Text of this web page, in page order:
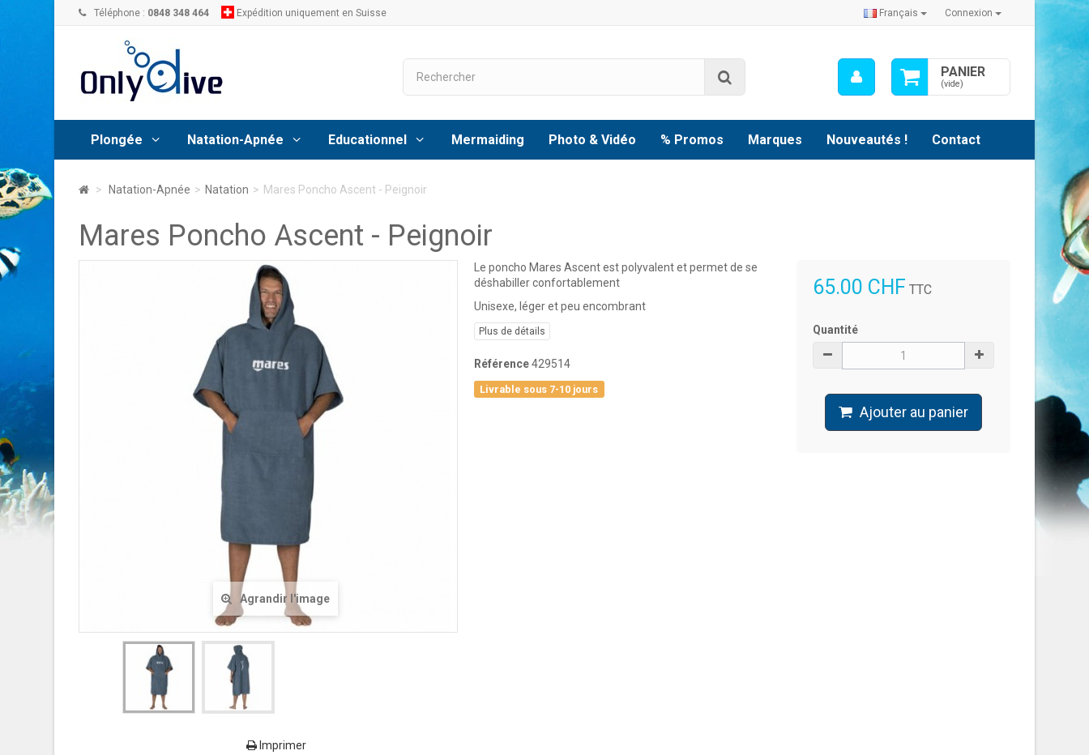
Connexion
Téléphone : 0848 348 464 Expédition uniquement en Suisse Français
PANIER
(vide)
Mon
compte
Plongée Natation-Apnée Educationnel Mermaiding Photo & Vidéo % Promos Marques Nouveautés ! Contact
> Natation-Apnée > Natation > Mares Poncho Ascent - Peignoir
Mares Poncho Ascent - Peignoir
Agrandir l'image
Imprimer
65.00 CHF TTC
Quantité
Ajouter au panier
Le poncho Mares Ascent est polyvalent et permet de se
déshabiller confortablement
Unisexe, léger et peu encombrant
Plus de détails
Référence 429514
Livrable sous 7-10 jours